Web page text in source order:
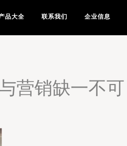
品大全 联系我们 企业信息
营销缺一不可